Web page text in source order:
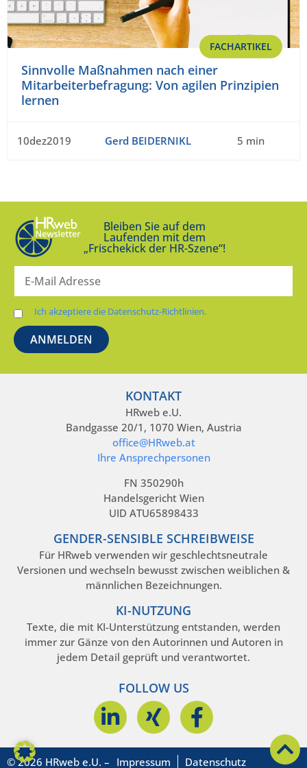
FACHARTIKEL
Sinnvolle Maßnahmen nach einer
Mitarbeiterbefragung: Von agilen Prinzipien
lernen
10dez2019 Gerd BEIDERNIKL 5 min
Bleiben Sie auf dem
Laufenden mit dem
„Frischekick der HR-Szene“!
Ich akzeptiere die Datenschutz-Richtlinien.
KONTAKT
HRweb e.U.
Bandgasse 20/1, 1070 Wien, Austria
office@HRweb.at
Ihre Ansprechpersonen
FN 350290h
Handelsgericht Wien
UID ATU65898433
GENDER-SENSIBLE SCHREIBWEISE
Für HRweb verwenden wir geschlechtsneutrale
Versionen und wechseln bewusst zwischen weiblichen &
männlichen Bezeichnungen.
KI-NUTZUNG
Texte, die mit KI-Unterstützung entstanden, werden
immer zur Gänze von den Autorinnen und Autoren in
jedem Detail geprüft und verantwortet.
FOLLOW US
© 2026 HRweb e.U. – Impressum Datenschutz